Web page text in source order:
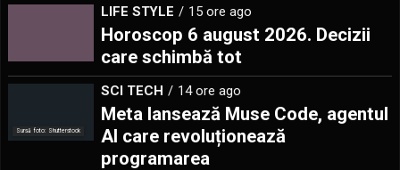
LIFE STYLE 15 ore ago
Horoscop 6 august 2026. Decizii
care schimbă tot
Sursă foto: Shutterstock
SCI TECH 14 ore ago
Meta lansează Muse Code, agentul
AI care revoluționează
programarea